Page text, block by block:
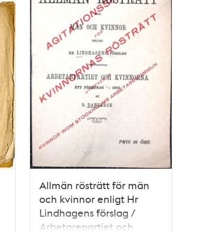
Allmän rösträtt för män
och kvinnor enligt Hr
Lindhagens förslag /
Arbetarepartiet och